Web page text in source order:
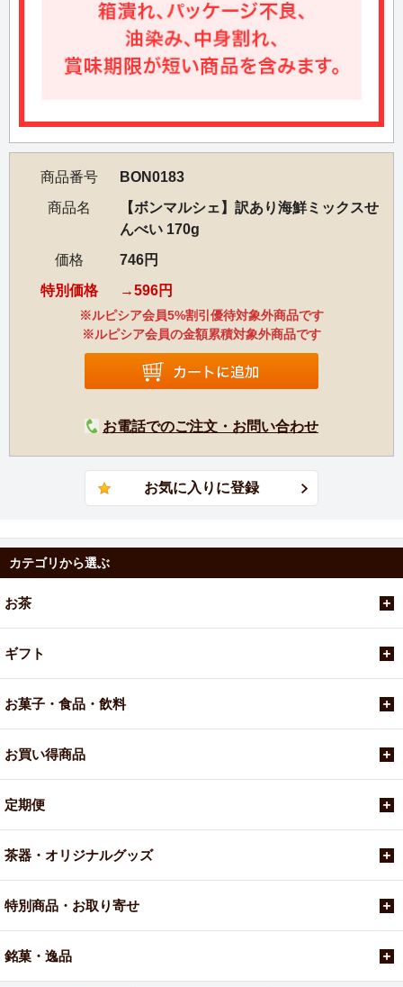
商品番号
BON0183
商品名
【ボンマルシェ】訳あり海鮮ミックスせ
んべい 170g
価格
746円
特別価格
596円
※ルピシア会員5%割引優待対象外商品です
※ルピシア会員の金額累積対象外商品です
お電話でのご注文・お問い合わせ
カテゴリから選ぶ
お茶
ギフト
お菓子・食品・飲料
お買い得商品
定期便
茶器・オリジナルグッズ
特別商品・お取り寄せ
銘菓・逸品